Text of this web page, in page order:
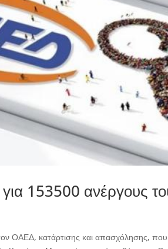
153500 ανέργους
ΟΑΕΔ, κατάρτισης και απασχόλησης, που